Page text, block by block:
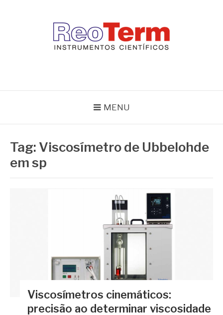
MENU
Tag: Viscosímetro de Ubbelohde
em sp
Viscosímetros cinemáticos:
precisão ao determinar viscosidade